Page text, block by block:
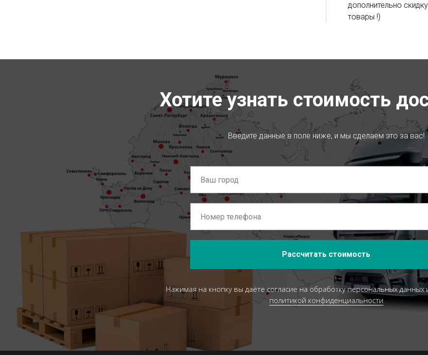
дополнительно
товары !)
Хотите узнать стоимость
Введите данные в поле ниже, и мы сделаем это за вас!
Рассчитать стоимость
Нажимая на кнопку вы даёте согласие на обработку персональных данных
политикой конфиденциальности